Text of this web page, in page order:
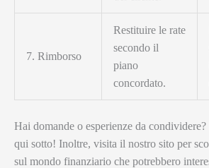
7. Rimborso
Restituire le rate
secondo il
piano
concordato.
Hai domande o esperienze da
qui sotto! Inoltre, visita il nostro sito per
sul mondo finanziario che potrebbero